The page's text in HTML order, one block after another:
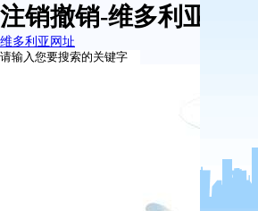
注销撤销-维多利亚网址
维多利亚网址